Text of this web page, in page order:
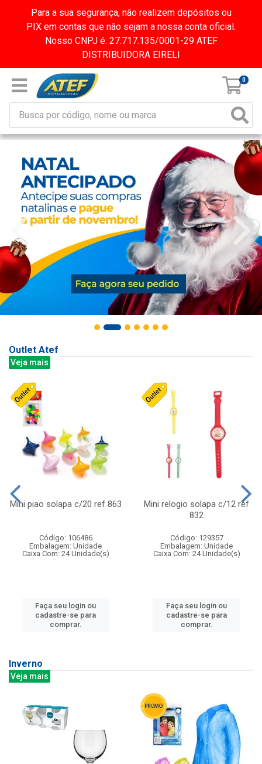
Para a sua segurança, não realizem depósitos ou
PIX em contas que não sejam a nossa conta oficial.
Nosso CNPJ é: 27.717.135/0001-29 ATEF
DISTRIBUIDORA EIRELI
0
Outlet Atef
Veja mais
Mini piao solapa c/20 ref 863
Código: 106486
Embalagem: Unidade
Caixa Com: 24 Unidade(s)
Faça seu login ou
cadastre-se para
comprar.
Mini relogio solapa c/12 ref
832
Código: 129357
Embalagem: Unidade
Caixa Com: 24 Unidade(s)
Faça seu login ou
cadastre-se para
comprar.
Inverno
Veja mais